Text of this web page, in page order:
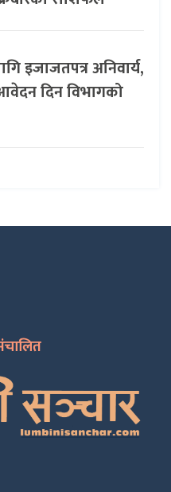
इजाजतपत्र अनिवार्य,
दिन विभागको